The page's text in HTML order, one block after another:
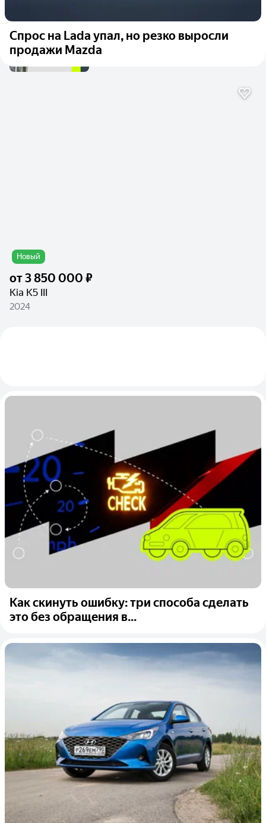
Спрос на Lada упал, но резко выросли
продажи Mazda
Новый
от3 850 000 ₽
Kia K5 III
2024
Как скинуть ошибку: три способа сделать
это без обращения в...